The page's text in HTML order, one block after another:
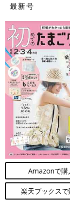
妊娠日数・生後日
け。同じ出産月
きる「ルーム」や
記録できる「成長
育児中におスス
最新! 初めての育
最新号
Amazonで購
楽天ブックスで